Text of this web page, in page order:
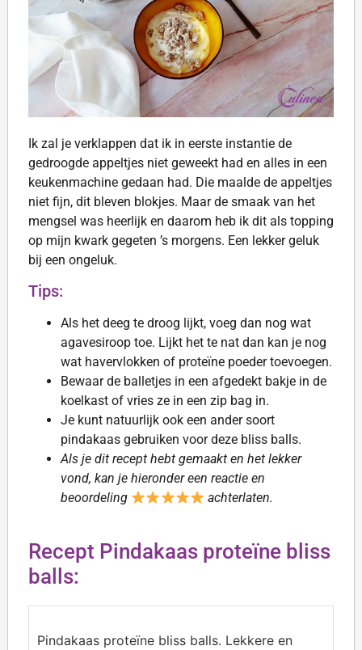
Ik zal je verklappen dat ik in eerste instantie de
gedroogde appeltjes niet geweekt had en alles in een
keukenmachine gedaan had. Die maalde de appeltjes
niet fijn, dit bleven blokjes. Maar de smaak van het
mengsel was heerlijk en daarom heb ik dit als topping
op mijn kwark gegeten ’s morgens. Een lekker geluk
bij een ongeluk.
Tips:
Als het deeg te droog lijkt, voeg dan nog wat
agavesiroop toe. Lijkt het te nat dan kan je nog
wat havervlokken of proteïne poeder toevoegen.
Bewaar de balletjes in een afgedekt bakje in de
koelkast of vries ze in een zip bag in.
Je kunt natuurlijk ook een ander soort
pindakaas gebruiken voor deze bliss balls.
Als je dit recept hebt gemaakt en het lekker
vond, kan je hieronder een reactie en
beoordeling
achterlaten.
Recept Pindakaas proteïne bliss
balls:
Pindakaas proteïne bliss balls. Lekkere en